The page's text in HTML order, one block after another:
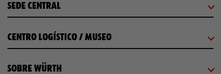
SEDE CENTRAL
CENTRO LOGÍSTICO / MUSEO
SOBRE WÜRTH